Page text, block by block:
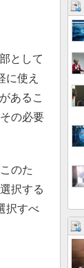
として
に使え
あるこ
の必要
のた
択する
択すべ